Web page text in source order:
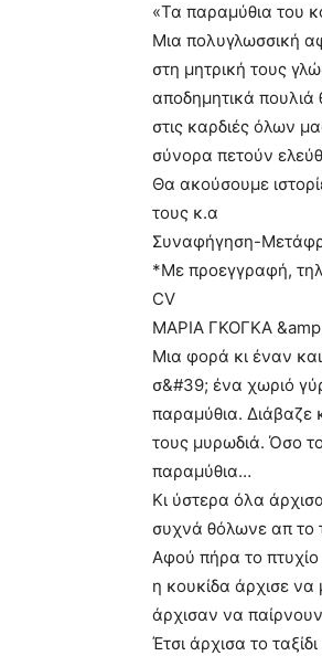
«Τα παραμύθια του
Μια πολυγλωσσική
στη μητρική τους
αποδημητικά
στις καρδιές όλων
σύνορα πετούν
Θα ακούσουμε
τους κ.α
Συναφήγηση-
*Με προεγγραφή,
CV
MAΡΙΑ ΓΚΟΓΚΑ
Μια φορά κι έναν
σ&#39; ένα χωριό
παραμύθια. Διάβαζε
τους μυρωδιά. Όσο
παραμύθια…
Κι ύστερα όλα
συχνά θόλωνε απ το
Αφού πήρα το
η κουκίδα άρχισε να
άρχισαν να
Έτσι άρχισα το